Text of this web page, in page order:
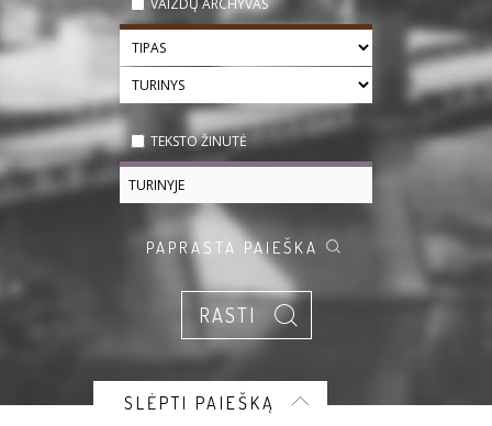
VAIZDŲ ARCHYVAS
TEKSTO ŽINUTĖ
PAPRASTA PAIEŠKA
SLĖPTI PAIEŠKĄ